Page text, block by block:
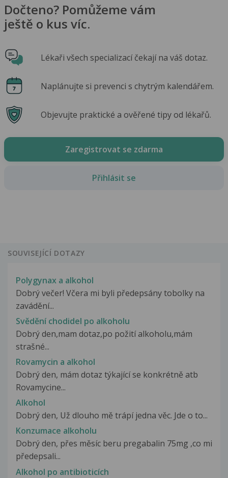
Dočteno? Pomůžeme vám
ještě o kus víc.
Lékaři všech specializací čekají na váš dotaz.
Naplánujte si prevenci s chytrým kalendářem.
Objevujte praktické a ověřené tipy od lékařů.
Zaregistrovat se zdarma
Přihlásit se
SOUVISEJÍCÍ DOTAZY
Polygynax a alkohol
Dobrý večer! Včera mi byli předepsány tobolky na
zavádění...
Svědění chodidel po alkoholu
Dobrý den,mam dotaz,po požití alkoholu,mám
strašné...
Rovamycin a alkohol
Dobrý den, mám dotaz týkající se konkrétně atb
Rovamycine...
Alkohol
Dobrý den, Už dlouho mě trápí jedna věc. Jde o to...
Konzumace alkoholu
Dobrý den, přes měsíc beru pregabalin 75mg ,co mi
předepsali...
Alkohol po antibioticích